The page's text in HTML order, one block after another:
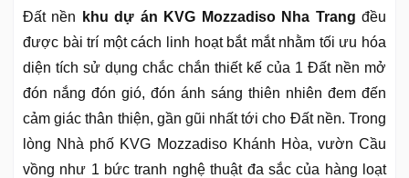
Đất nền
khu dự án KVG Mozzadiso Nha Trang đều
được bài trí một cách linh hoạt bắt mắt nhằm tối ưu hóa
diện tích sử dụng chắc chắn thiết kế của 1 Đất nền mở
đón nắng đón gió, đón ánh sáng thiên nhiên đem đến
cảm giác thân thiện, gần gũi nhất tới cho Đất nền. Trong
lòng Nhà phố KVG Mozzadiso Khánh Hòa, vườn Cầu
vồng như 1 bức tranh nghệ thuật đa sắc của hàng loạt